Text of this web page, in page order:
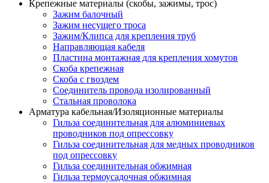
Крепежные материалы (скобы, зажимы, трос)
Зажим балочный
Зажим несущего троса
Зажим/Клипса для крепления труб
Направляющая кабеля
Пластина монтажная для крепления хомутов
Скоба крепежная
Скоба с гвоздем
Соединитель провода изолированный
Стальная проволока
Арматура кабельная/Изоляционные материалы
Гильза соединительная для алюминиевых
проводников под опрессовку
Гильза соединительная для медных проводников
под опрессовку
Гильза соединительная обжимная
Гильза термоусадочная обжимная